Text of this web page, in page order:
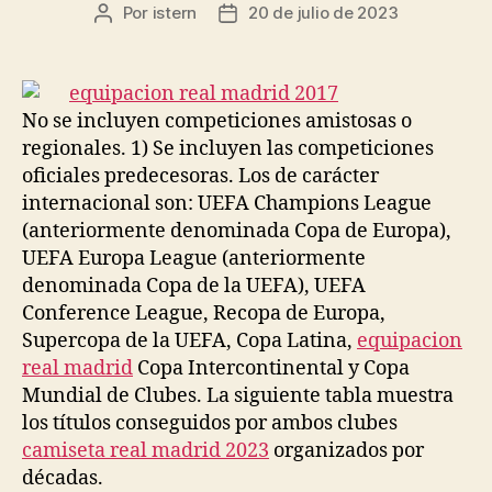
Autor
entrada
Por istern
Fecha
entrada
20 de julio de 2023
No se incluyen competiciones amistosas o
regionales. 1) Se incluyen las competiciones
oficiales predecesoras. Los de carácter
internacional son: UEFA Champions League
(anteriormente denominada Copa de Europa),
UEFA Europa League (anteriormente
denominada Copa de la UEFA), UEFA
Conference League, Recopa de Europa,
Supercopa de la UEFA, Copa Latina, equipacion
real madrid Copa Intercontinental y Copa
Mundial de Clubes. La siguiente tabla muestra
los títulos conseguidos por ambos clubes
camiseta real madrid 2023 organizados por
décadas.